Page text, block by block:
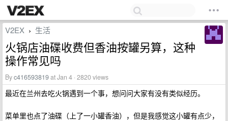
V2EX › 生活
火锅店油碟收费但香油按罐另算，这种
操作常见吗
Byc416593819at Jan 4 · 2820 views
最近在兰州去吃火锅遇到一个事，想问问大家有没有类似经历。
菜单里也点了油碟（上了一小罐香油），但是我感觉这小罐有点少，